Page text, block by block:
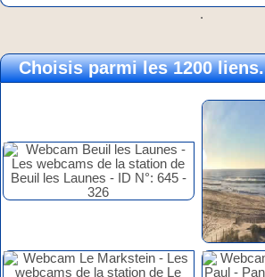
.
Choisis parmi les 1200 liens.